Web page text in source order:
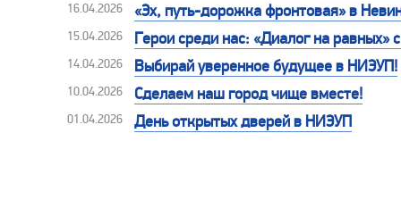
16.04.2026 «Эх, путь-дорожка фронтовая» в
15.04.2026 Герои среди нас: «Диалог на
14.04.2026 Выбирай уверенное будущее в НИЭУП!
10.04.2026 Сделаем наш город чище вместе!
01.04.2026 День открытых дверей в НИЭУП